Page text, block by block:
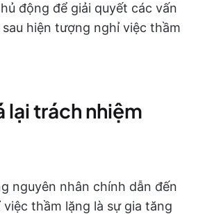
động để giải quyết các vấn
hiện tượng nghỉ việc thầm
lại trách nhiệm
nguyên nhân chính dẫn đến
thầm lặng là sự gia tăng